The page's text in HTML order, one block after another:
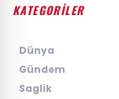
KATEGORİLER
Dünya
Gündem
Saglik